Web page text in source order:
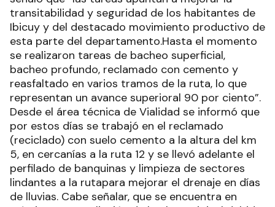
transitabilidad y seguridad de los habitantes de
Ibicuy y del destacado movimiento productivo de
esta parte del departamento.Hasta el momento
se realizaron tareas de bacheo superficial,
bacheo profundo, reclamado con cemento y
reasfaltado en varios tramos de la ruta, lo que
representan un avance superioral 90 por ciento”.
Desde el área técnica de Vialidad se informó que
por estos días se trabajó en el reclamado
(reciclado) con suelo cemento a la altura del km
5, en cercanías a la ruta 12 y se llevó adelante el
perfilado de banquinas y limpieza de sectores
lindantes a la rutapara mejorar el drenaje en días
de lluvias. Cabe señalar, que se encuentra en